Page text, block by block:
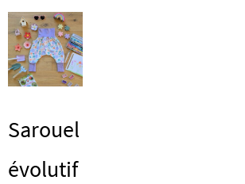
Sarouel
évolutif